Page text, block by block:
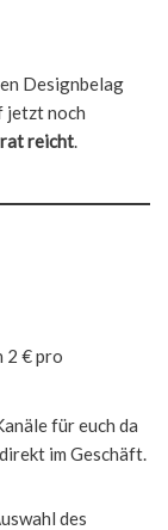
Designbelag
jetzt noch
reicht.
2 € pro
für euch da
im Geschäft.
des